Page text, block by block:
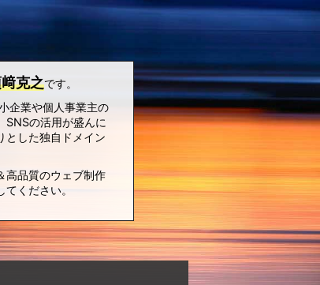
克之です。
企業や個人事業主の
SNSの活用が盛んに
とした独自ドメイン
高品質のウェブ制作
ください。